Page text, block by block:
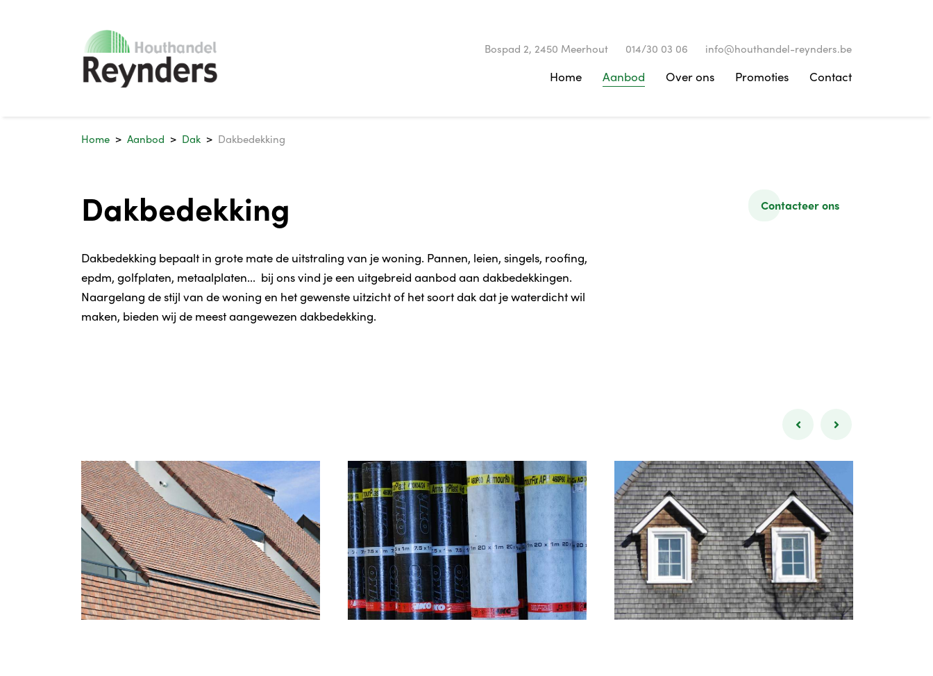
Bospad 2, 2450 Meerhout 014/30 03 06 info@houthandel-reynders.be
Home Aanbod Over ons Promoties Contact
Home Aanbod Dak Dakbedekking
Dakbedekking
Dakbedekking bepaalt in grote mate de uitstraling van je woning. Pannen, leien, singels, roofing,
epdm, golfplaten, metaalplaten... bij ons vind je een uitgebreid aanbod aan dakbedekkingen.
Naargelang de stijl van de woning en het gewenste uitzicht of het soort dak dat je waterdicht wil
maken, bieden wij de meest aangewezen dakbedekking.
Contacteer ons